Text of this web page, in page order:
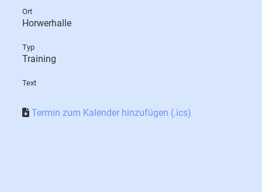
Ort
Horwerhalle
Typ
Training
Text
Termin zum Kalender hinzufügen (.ics)